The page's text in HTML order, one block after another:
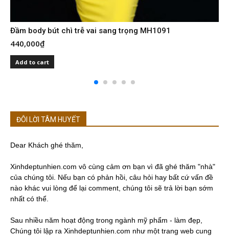
Đầm body bút chì trễ vai sang trọng MH1091
440,000₫
Add to cart
ĐÔI LỜI TÂM HUYẾT
Dear Khách ghé thăm,
Xinhdeptunhien.com vô cùng cảm ơn bạn vì đã ghé thăm "nhà"
của chúng tôi. Nếu bạn có phản hồi, câu hỏi hay bất cứ vấn đề
nào khác vui lòng để lại comment, chúng tôi sẽ trả lời bạn sớm
nhất có thể.
Sau nhiều năm hoạt động trong ngành mỹ phẩm - làm đẹp,
Chúng tôi lập ra Xinhdeptunhien.com như một trang web cung